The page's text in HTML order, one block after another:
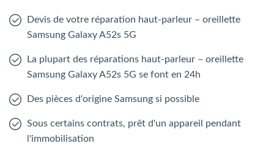
Devis de votre réparation haut-parleur – oreillette
Samsung Galaxy A52s 5G
La plupart des réparations haut-parleur – oreillette
Samsung Galaxy A52s 5G se font en 24h
Des pièces d'origine Samsung si possible
Sous certains contrats, prêt d'un appareil pendant
l'immobilisation